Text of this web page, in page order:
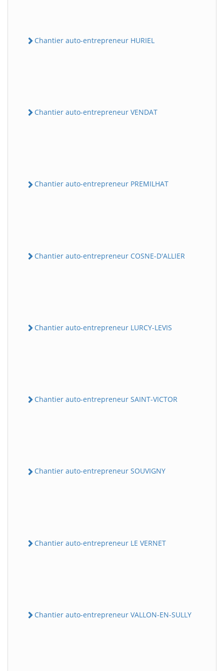
Chantier auto-entrepreneur HURIEL
Chantier auto-entrepreneur VENDAT
Chantier auto-entrepreneur PREMILHAT
Chantier auto-entrepreneur COSNE-D'ALLIER
Chantier auto-entrepreneur LURCY-LEVIS
Chantier auto-entrepreneur SAINT-VICTOR
Chantier auto-entrepreneur SOUVIGNY
Chantier auto-entrepreneur LE VERNET
Chantier auto-entrepreneur VALLON-EN-SULLY